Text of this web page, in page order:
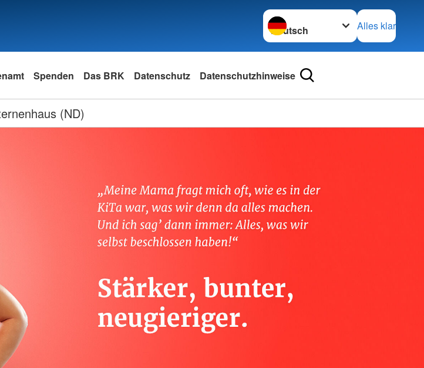
Sprache wechseln zu
Alles klar
Spenden Das BRK Datenschutz Datenschutzhinweise
(ND)